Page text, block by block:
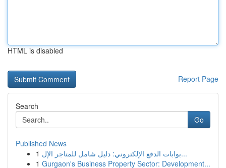
HTML is disabled
Report Page
Search
Go
Published News
1
بوابات الدفع الإلكتروني: دليل شامل للمتاجر الإل...
1 Gurgaon's Business Property Sector: Development...